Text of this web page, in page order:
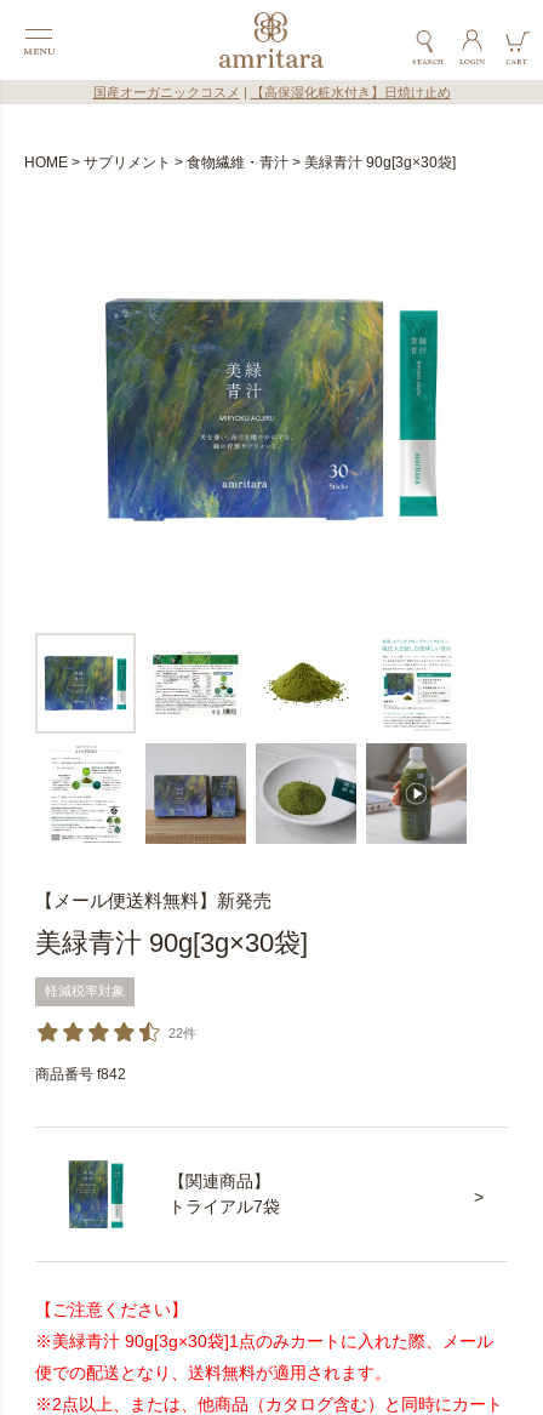
国産オーガニックコスメ 【高保湿化粧水付き】日焼け止め
HOME サプリメント 食物繊維・青汁 美緑青汁 90g[3g×30袋]
【メール便送料無料】新発売
美緑青汁 90g[3g×30袋]
軽減税率対象
22件
商品番号 f842
【関連商品】
トライアル7袋
【ご注意ください】
※美緑青汁 90g[3g×30袋]1点のみカートに入れた際、メール
便での配送となり、送料無料が適用されます。
※2点以上、または、他商品（カタログ含む）と同時にカート